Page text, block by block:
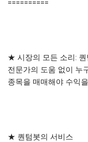
==========
★ 시장의 모든 소리: 퀀
전문가의 도움 없이 누
종목을 매매해야 수익
★ 퀀텀봇의 서비스